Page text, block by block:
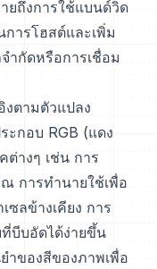
ยถึงการใช้แบนด์วิด
ารโฮสต์และเพิ่ม
ำกัดหรือการเชื่อม
ตามตัวแปลง
กอบ RGB (แดง
ต่างๆ เช่น การ
การทำนายใช้เพื่อ
ซลข้างเคียง การ
บีบอัดได้ง่ายขึ้น
ของสีของภาพเพื่อ